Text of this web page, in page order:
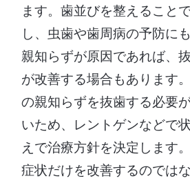
ます。歯並びを整えること
し、虫歯や歯周病の予防に
親知らずが原因であれば、
が改善する場合もあります
の親知らずを抜歯する必要
いため、レントゲンなどで
えで治療方針を決定します。
症状だけを改善するのでは